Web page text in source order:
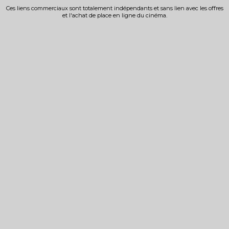
Ces liens commerciaux sont totalement indépendants et sans lien avec les offres
et l'achat de place en ligne du cinéma.